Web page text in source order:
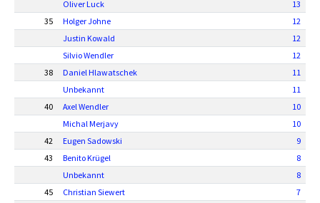
Oliver Luck
13
35
Holger Johne
12
Justin Kowald
12
Silvio Wendler
12
38
Daniel Hlawatschek
11
Unbekannt
11
40
Axel Wendler
10
Michal Merjavy
10
42
Eugen Sadowski
9
43
Benito Krügel
8
Unbekannt
8
45
Christian Siewert
7